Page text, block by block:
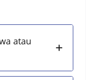
atau